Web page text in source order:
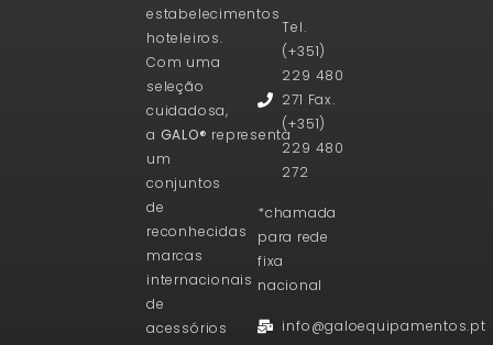
estabelecimentos
hoteleiros.
Com uma
seleção
cuidadosa,
a GALO® representa
um
conjuntos
de
reconhecidas
marcas
internacionais
de
acessórios
Tel.
(+351)
229 480
271 Fax.
(+351)
229 480
272
*chamada
para rede
fixa
nacional
info@galoequipamentos.pt